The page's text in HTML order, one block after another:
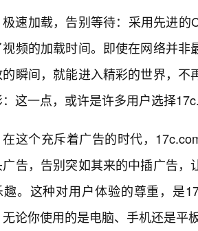
极速加载，告别等待：采用先进
频的加载时间。即使在网络并
瞬间，就能进入精彩的世界，
这一点，或许是许多用户选择
在这个充斥着广告的时代，
广告，告别突如其来的中插广告
趣。这种对用户体验的尊重，是
论你使用的是电脑、手机还是平